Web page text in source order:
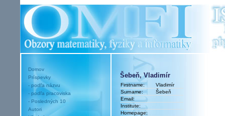
Domov
Príspevky
- podľa názvu
- podľa pracoviska
- Posledných 10
Autori
Šebeň, Vladimír
Firstname:
Vladimír
Surname:
Šebeň
Email:
Institute:
Homepage: